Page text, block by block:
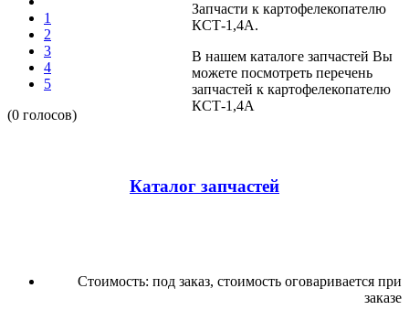
1
2
3
4
5
(0 голосов)
Запчасти к картофелекопателю
КСТ-1,4А.
В нашем каталоге запчастей Вы
можете посмотреть перечень
запчастей к картофелекопателю
КСТ-1,4А
Каталог запчастей
Стоимость: под заказ, стоимость оговаривается при
заказе